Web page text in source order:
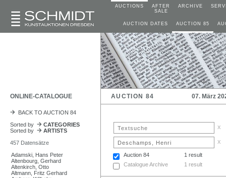
AUCTIONS
AFTER
SALE
ARCHIVE
AUCTION DATES AUCTION 85
ONLINE-CATALOGUE AUCTION 84 07. März
BACK TO AUCTION 84
Sorted by
CATEGORIES
Sorted by
ARTISTS
457 Datensätze
Adamski, Hans Peter
Altenbourg, Gerhard
Altenkirch, Otto
Altmann, Fritz Gerhard
x
x
Auction 84
1 result
Catalogue Archive
1 result